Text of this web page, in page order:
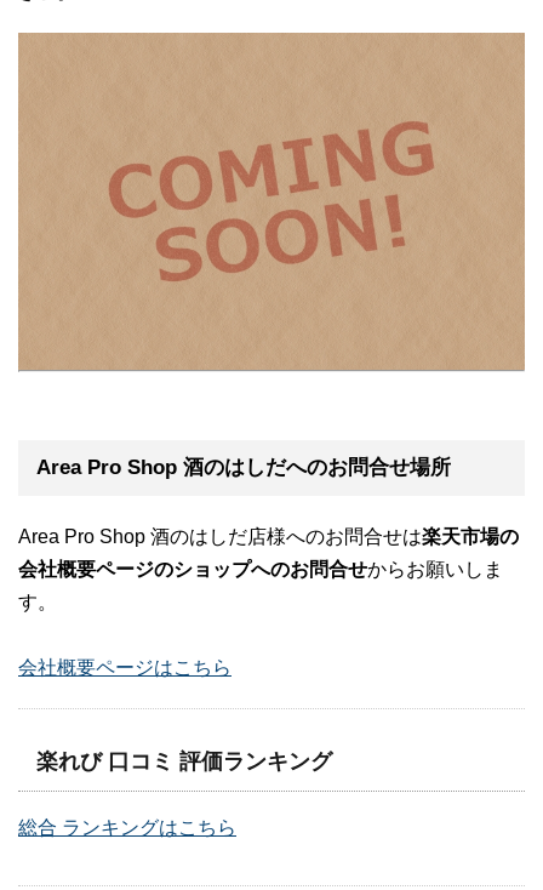
Area Pro Shop 酒のはしだへのお問合せ場所
Area Pro Shop 酒のはしだ店様へのお問合せは楽天市場の
会社概要ページのショップへのお問合せからお願いしま
す。
会社概要ページはこちら
楽れび 口コミ 評価ランキング
総合 ランキングはこちら